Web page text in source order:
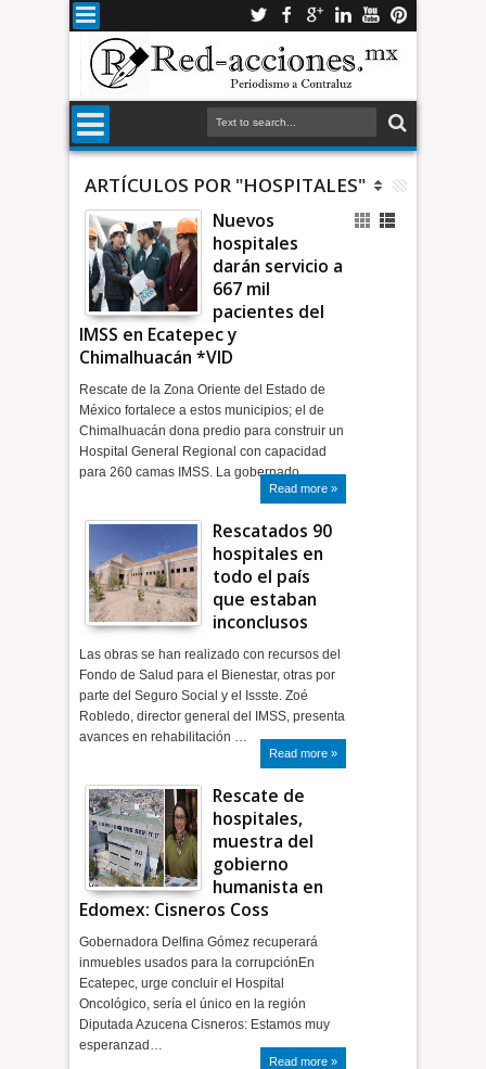
ARTÍCULOS POR "HOSPITALES"
Nuevos
hospitales
darán servicio a
667 mil
pacientes del
IMSS en Ecatepec y
Chimalhuacán *VID
Rescate de la Zona Oriente del Estado de
México fortalece a estos municipios; el de
Chimalhuacán dona predio para construir un
Hospital General Regional con capacidad
para 260 camas IMSS. La gobernado…
Read more »
Rescatados 90
hospitales en
todo el país
que estaban
inconclusos
Las obras se han realizado con recursos del
Fondo de Salud para el Bienestar, otras por
parte del Seguro Social y el Issste. Zoé
Robledo, director general del IMSS, presenta
avances en rehabilitación …
Read more »
Rescate de
hospitales,
muestra del
gobierno
humanista en
Edomex: Cisneros Coss
Gobernadora Delfina Gómez recuperará
inmuebles usados para la corrupciónEn
Ecatepec, urge concluir el Hospital
Oncológico, sería el único en la región
Diputada Azucena Cisneros: Estamos muy
esperanzad…
Read more »